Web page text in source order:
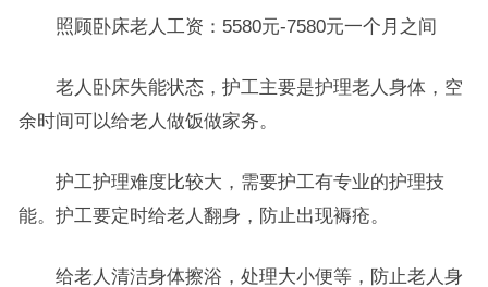
照顾卧床老人工资：5580元-7580元一个月之间
老人卧床失能状态，护工主要是护理老人身体，空
余时间可以给老人做饭做家务。
护工护理难度比较大，需要护工有专业的护理技
能。护工要定时给老人翻身，防止出现褥疮。
给老人清洁身体擦浴，处理大小便等，防止老人身